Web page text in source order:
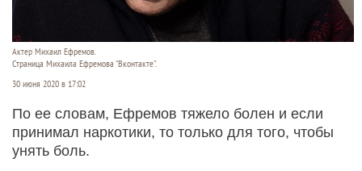
Актер Михаил Ефремов.
Страница Михаила Ефремова "Вконтакте".
30 июня 2020 в 17:02
По ее словам, Ефремов тяжело болен и если
принимал наркотики, то только для того, чтобы
унять боль.